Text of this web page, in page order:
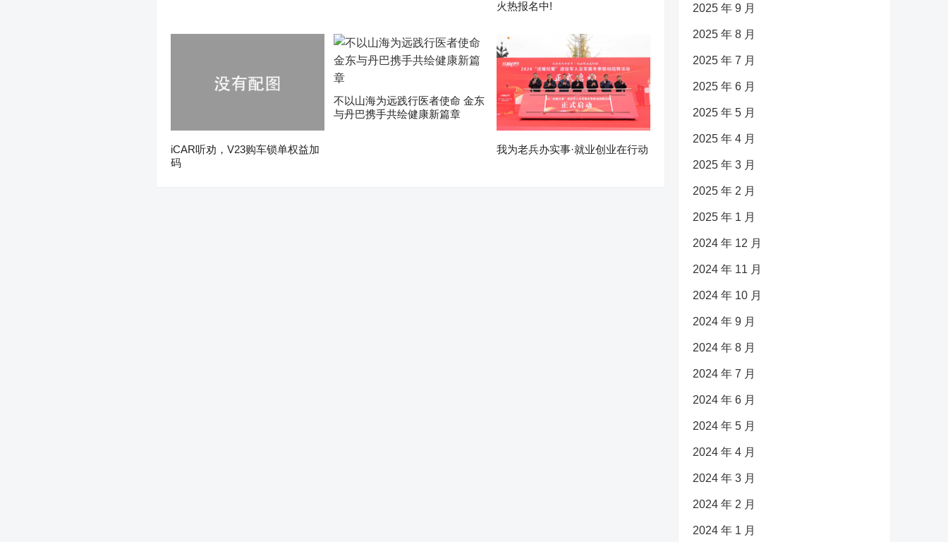
火热报名中!
iCAR听劝，V23购车锁单权益加
码
不以山海为远践行医者使命 金东
与丹巴携手共绘健康新篇章
我为老兵办实事·就业创业在行动
2025 年 9 月
2025 年 8 月
2025 年 7 月
2025 年 6 月
2025 年 5 月
2025 年 4 月
2025 年 3 月
2025 年 2 月
2025 年 1 月
2024 年 12 月
2024 年 11 月
2024 年 10 月
2024 年 9 月
2024 年 8 月
2024 年 7 月
2024 年 6 月
2024 年 5 月
2024 年 4 月
2024 年 3 月
2024 年 2 月
2024 年 1 月